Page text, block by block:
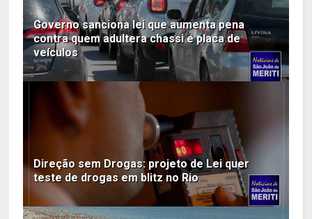
Governo sanciona lei que aumenta pena
contra quem adultera chassi e placa de
veículos
Direção sem Drogas: projeto de Lei quer
teste de drogas em blitz no Rio